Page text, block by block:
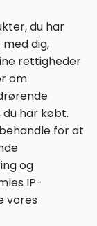
du har
dig,
rettigheder
om
har købt.
for at
og
IP-
vores